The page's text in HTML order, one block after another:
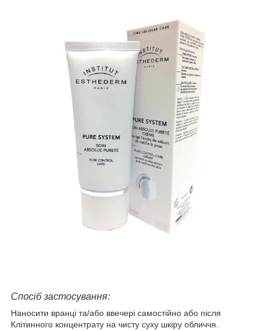
Спосіб застосування:
Наносити вранці та/або ввечері самостійно або після
Клітинного концентрату на чисту суху шкіру обличчя.